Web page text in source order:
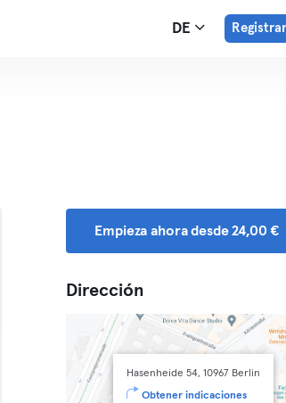
DE
Empieza ahora desde 24,00 €
Dirección
Hasenheide 54, 10967 Berlin
Obtener indicaciones